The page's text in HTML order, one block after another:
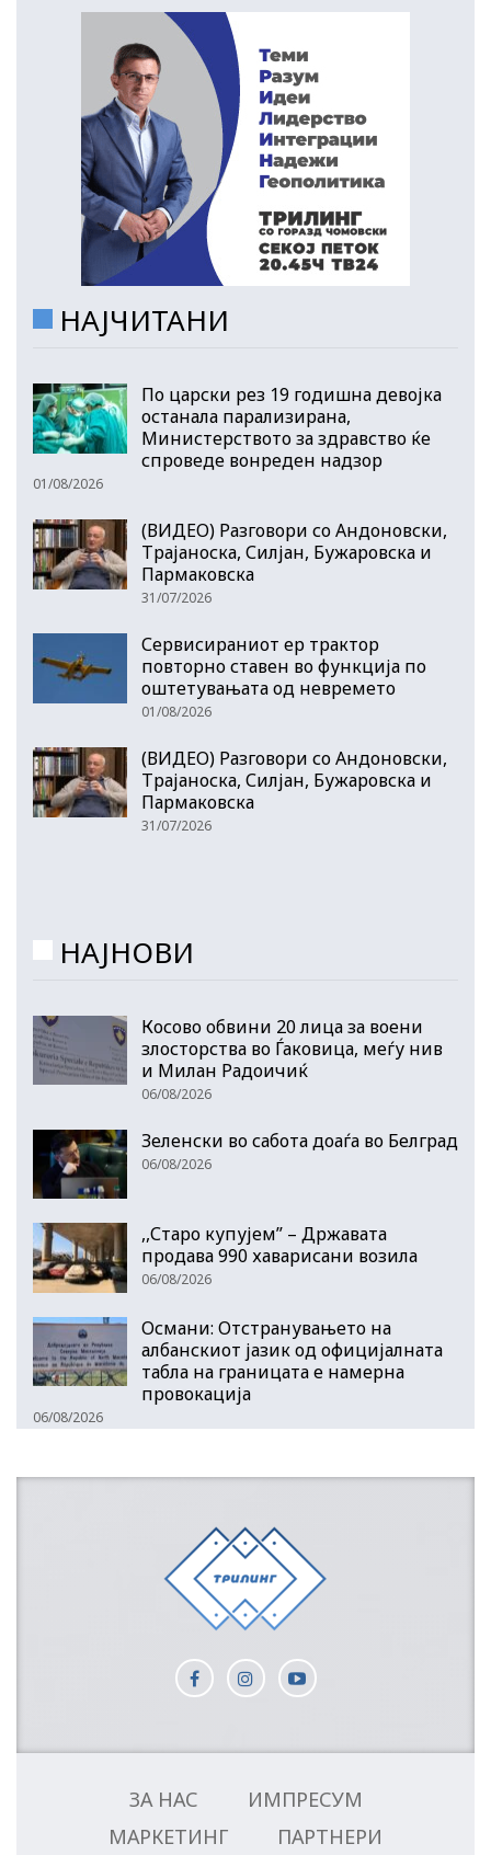
НАЈЧИТАНИ
По царски рез 19 годишна девојка
останала парализирана,
Министерството за здравство ќе
спроведе вонреден надзор
01/08/2026
(ВИДЕО) Разговори со Андоновски,
Трајаноска, Силјан, Бужаровска и
Пармаковска
31/07/2026
Сервисираниот ер трактор
повторно ставен во функција по
оштетувањата од невремето
01/08/2026
(ВИДЕО) Разговори со Андоновски,
Трајаноска, Силјан, Бужаровска и
Пармаковска
31/07/2026
НАЈНОВИ
Косово обвини 20 лица за воени
злосторства во Ѓаковица, меѓу нив
и Милан Радоичиќ
06/08/2026
Зеленски во сабота доаѓа во Белград
06/08/2026
,,Старо купујем” – Државата
продава 990 хаварисани возила
06/08/2026
Османи: Отстранувањето на
албанскиот јазик од официјалната
табла на границата е намерна
провокација
06/08/2026
ЗА НАС
ИМПРЕСУМ
МАРКЕТИНГ
ПАРТНЕРИ